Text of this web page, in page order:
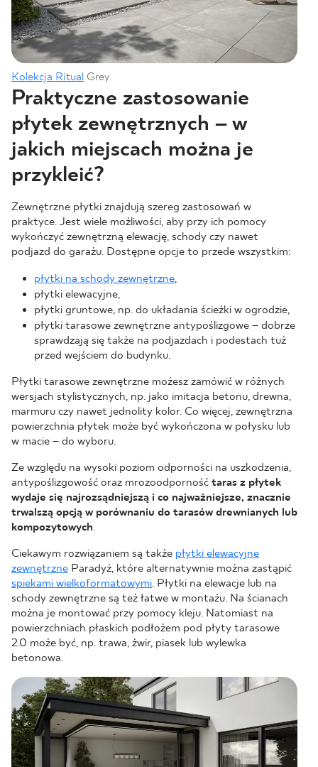
Kolekcja Ritual Grey
Praktyczne zastosowanie
płytek zewnętrznych – w
jakich miejscach można je
przykleić?
Zewnętrzne płytki znajdują szereg zastosowań w
praktyce. Jest wiele możliwości, aby przy ich pomocy
wykończyć zewnętrzną elewację, schody czy nawet
podjazd do garażu. Dostępne opcje to przede wszystkim:
płytki na schody zewnętrzne,
płytki elewacyjne,
płytki gruntowe, np. do układania ścieżki w ogrodzie,
płytki tarasowe zewnętrzne antypoślizgowe – dobrze
sprawdzają się także na podjazdach i podestach tuż
przed wejściem do budynku.
Płytki tarasowe zewnętrzne możesz zamówić w różnych
wersjach stylistycznych, np. jako imitacja betonu, drewna,
marmuru czy nawet jednolity kolor. Co więcej, zewnętrzna
powierzchnia płytek może być wykończona w połysku lub
w macie – do wyboru.
Ze względu na wysoki poziom odporności na uszkodzenia,
antypoślizgowość oraz mrozoodporność taras z płytek
wydaje się najrozsądniejszą i co najważniejsze, znacznie
trwalszą opcją w porównaniu do tarasów drewnianych lub
kompozytowych.
Ciekawym rozwiązaniem są także płytki elewacyjne
zewnętrzne Paradyż, które alternatywnie można zastąpić
spiekami wielkoformatowymi. Płytki na elewacje lub na
schody zewnętrzne są też łatwe w montażu. Na ścianach
można je montować przy pomocy kleju. Natomiast na
powierzchniach płaskich podłożem pod płyty tarasowe
2.0 może być, np. trawa, żwir, piasek lub wylewka
betonowa.